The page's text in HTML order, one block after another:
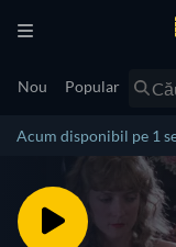
Nou Popular
Acum disponibil pe 1